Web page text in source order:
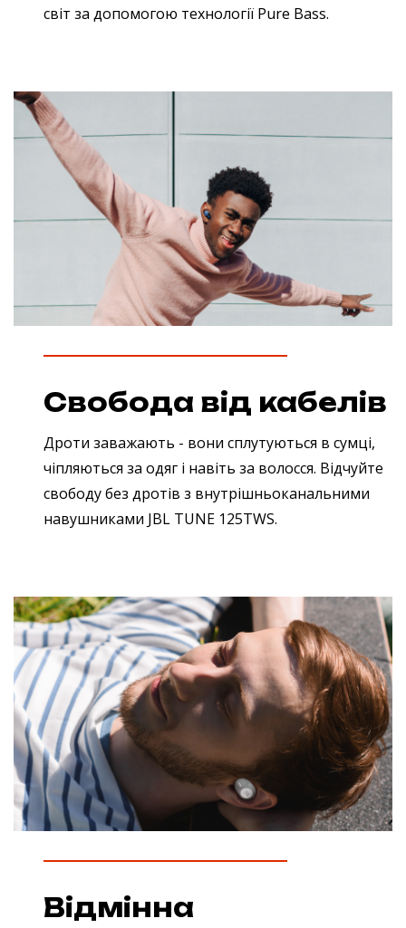
світ за допомогою технології Pure Bass.
Свобода від кабелів
Дроти заважають - вони сплутуються в сумці,
чіпляються за одяг і навіть за волосся. Відчуйте
свободу без дротів з внутрішньоканальними
навушниками JBL TUNE 125TWS.
Відмінна